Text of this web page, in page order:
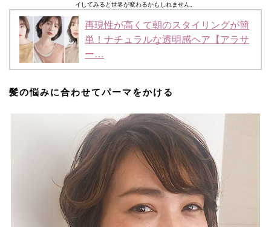
イしてみると世界が変わるかもしれません。
再現性が高くて朝のスタイリングが簡
単！ナチュラルな透明感ヘア【アラサ
ー…
髪の悩みに合わせてパーマをかける